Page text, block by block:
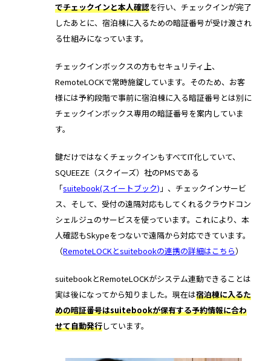
でチェックインと本人確認を行い、チェックインが完了
したあとに、宿泊棟に入るための暗証番号が受け渡され
る仕組みになっています。
チェックインボックスの方もセキュリティ上、
RemoteLOCKで常時施錠しています。そのため、お客
様には予約段階で事前に宿泊棟に入る暗証番号とは別に
チェックインボックス専用の暗証番号を案内していま
す。
鍵だけではなくチェックインもすべてIT化していて、
SQUEEZE（スクイーズ）社のPMSである
「suitebook(スイートブック) 」、チェックインサービ
ス、そして、受付の遠隔対応もしてくれるクラウドコン
シェルジュのサービスを使っています。これにより、本
人確認もSkypeをつないで遠隔から対応できています。
（RemoteLOCKとsuitebookの連携の詳細はこちら）
suitebookとRemoteLOCKがシステム連動できることは
実は後になってから知りました。現在は宿泊棟に入るた
めの暗証番号はsuitebookが保有する予約情報に合わ
せて自動発行しています。